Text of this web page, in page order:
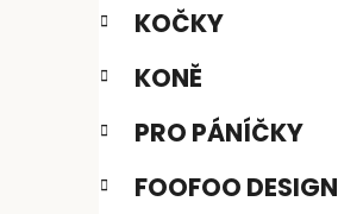
KOČKY
KONĚ
PRO PÁNÍČKY
FOOFOO DESIGN